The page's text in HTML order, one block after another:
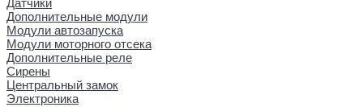
Дополнительные модули
Модули автозапуска
Модули моторного отсека
Дополнительные реле
Сирены
Центральный замок
Электроника